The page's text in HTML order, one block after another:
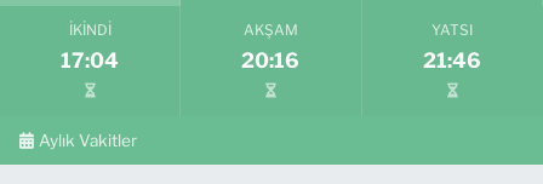
İKINDI
17:04
AKŞAM
20:16
YATSI
21:46
Aylık Vakitler